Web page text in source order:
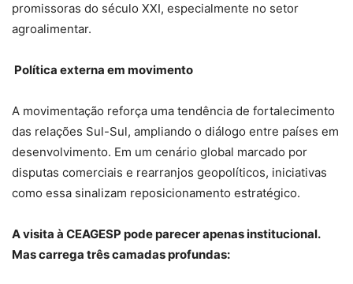
promissoras do século XXI, especialmente no setor
agroalimentar.
Política externa em movimento
A movimentação reforça uma tendência de fortalecimento
das relações Sul-Sul, ampliando o diálogo entre países em
desenvolvimento. Em um cenário global marcado por
disputas comerciais e rearranjos geopolíticos, iniciativas
como essa sinalizam reposicionamento estratégico.
A visita à CEAGESP pode parecer apenas institucional.
Mas carrega três camadas profundas: